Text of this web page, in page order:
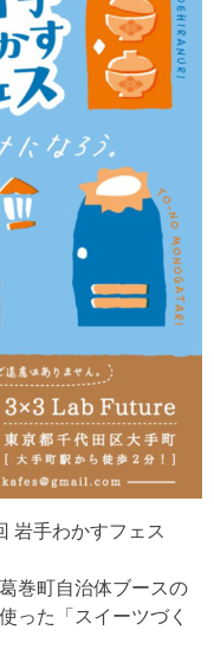
岩手わかすフェス
巻町自治体ブースの
った「スイーツづく